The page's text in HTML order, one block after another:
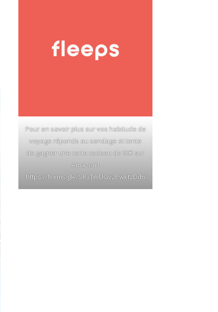
Pour en savoir plus sur vos habitude de
voyage réponds au sondage et tente
de gagner une carte cadeau de 50€ sur
Amazon !
https://forms.gle/SR3TmUGv2PwktzDd6